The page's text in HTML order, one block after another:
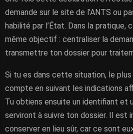
demande sur le site de l’ANTS ou
habilité par l’État. Dans la
même objectif : centraliser la
transmettre ton dossier pour
Si tu es dans cette situation, le
compte en suivant les indications
Tu obtiens ensuite un identifiant et
serviront à suivre ton dossier. Il est
conserver en lieu sûr, car ce sont